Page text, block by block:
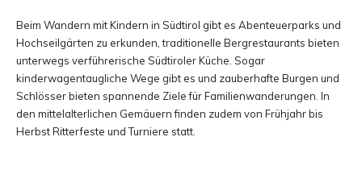
Beim Wandern mit Kindern in Südtirol gibt es Abenteuerparks und
Hochseilgärten zu erkunden, traditionelle Bergrestaurants bieten
unterwegs verführerische Südtiroler Küche. Sogar
kinderwagentaugliche Wege gibt es und zauberhafte Burgen und
Schlösser bieten spannende Ziele für Familienwanderungen. In
den mittelalterlichen Gemäuern finden zudem von Frühjahr bis
Herbst Ritterfeste und Turniere statt.